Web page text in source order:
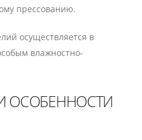
прессованию.
осуществляется в
влажностно-
ОСОБЕННОСТИ